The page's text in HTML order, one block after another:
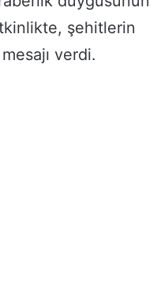
şehitlerin
verdi.